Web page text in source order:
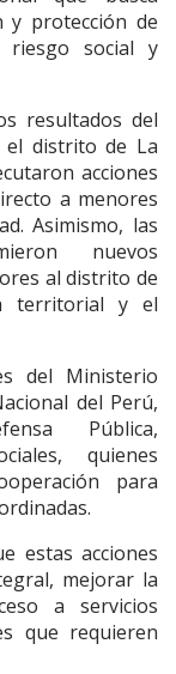
y protección de
riesgo social y
resultados del
el distrito de La
acciones
a menores
Asimismo, las
nuevos
al distrito de
territorial y el
del Ministerio
del Perú,
Pública,
quienes
para
estas acciones
mejorar la
a servicios
que requieren